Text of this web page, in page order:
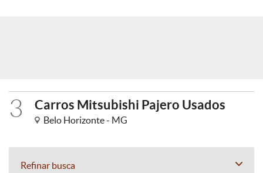
3 Carros Mitsubishi Pajero Usados
Belo Horizonte - MG
Refinar busca